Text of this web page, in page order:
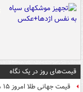
قیمت‌های روز در یک نگاه
قیمت جهانی طلا امروز ۱۵ مرداد